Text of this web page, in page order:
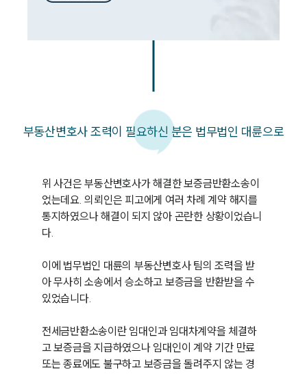
부동산변호사 조력이 필요하신 분은 법무법인 대륜으로
위 사건은 부동산변호사가 해결한 보증금반환소송이
었는데요. 의뢰인은 피고에게 여러 차례 계약 해지를
통지하였으나 해결이 되지 않아 곤란한 상황이었습니
다.
이에 법무법인 대륜의 부동산변호사 팀의 조력을 받
아 무사히 소송에서 승소하고 보증금을 반환받을 수
있었습니다.
전세금반환소송이란 임대인과 임대차계약을 체결하
고 보증금을 지급하였으나 임대인이 계약 기간 만료
또는 종료에도 불구하고 보증금을 돌려주지 않는 경